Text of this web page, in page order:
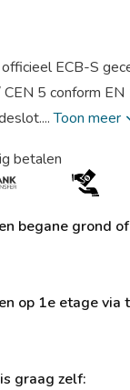
ECB-S
5 conform
Toon meer
betalen
begane grond
op 1e etage via
graag zelf: